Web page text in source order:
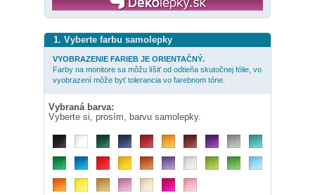
1. Vyberte farbu samolepky
VYOBRAZENIE FARIEB JE ORIENTAČNÝ.
Farby na monitore sa môžu líšiť od odtieňa skutočnej fólie, vo
vyobrazení môže byť tolerancia vo farebnom tóne.
Vybraná barva:
Vyberte si, prosím, barvu samolepky.